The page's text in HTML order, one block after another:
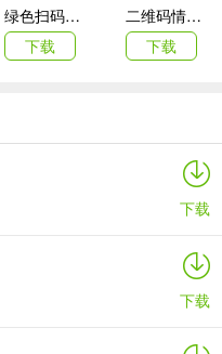
绿色扫码软件
下载
二维码情书生成器客户端(love letter qrcode)
下载
下载
下载